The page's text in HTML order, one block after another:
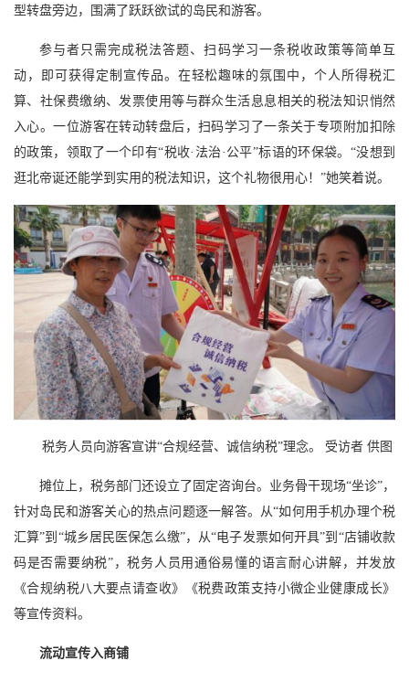
型转盘旁边，围满了跃跃欲试的岛民和游客。
参与者只需完成税法答题、扫码学习一条税收政策等简单互
动，即可获得定制宣传品。在轻松趣味的氛围中，个人所得税汇
算、社保费缴纳、发票使用等与群众生活息息相关的税法知识悄然
入心。一位游客在转动转盘后，扫码学习了一条关于专项附加扣除
的政策，领取了一个印有“税收·法治·公平”标语的环保袋。“没想到
逛北帝诞还能学到实用的税法知识，这个礼物很用心！”她笑着说。
税务人员向游客宣讲“合规经营、诚信纳税”理念。 受访者 供图
摊位上，税务部门还设立了固定咨询台。业务骨干现场“坐诊”，
针对岛民和游客关心的热点问题逐一解答。从“如何用手机办理个税
汇算”到“城乡居民医保怎么缴”，从“电子发票如何开具”到“店铺收款
码是否需要纳税”，税务人员用通俗易懂的语言耐心讲解，并发放
《合规纳税八大要点请查收》《税费政策支持小微企业健康成长》
等宣传资料。
流动宣传入商铺